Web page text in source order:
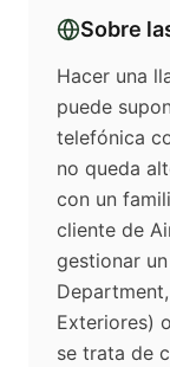
Sobre
Hacer una
puede
telefónica
no queda
con un
cliente de
gestionar
Exteriores)
se trata de